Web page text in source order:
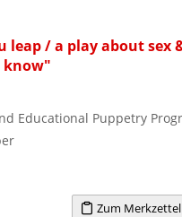
leap / a play about sex
know"
Educational Puppetry
Zum